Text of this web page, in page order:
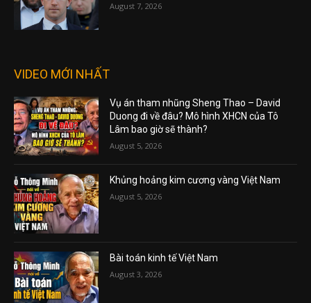
August 7, 2026
VIDEO MỚI NHẤT
Vụ án tham nhũng Sheng Thao – David
Duong đi về đâu? Mô hình XHCN của Tô
Lâm bao giờ sẽ thành?
August 5, 2026
Khủng hoảng kim cương vàng Việt Nam
August 5, 2026
Bài toán kinh tế Việt Nam
August 3, 2026